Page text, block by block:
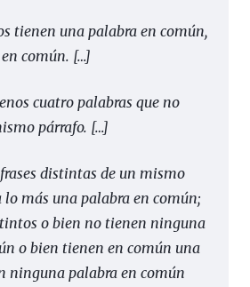
tienen una palabra en común,
común. […]
cuatro palabras que no
párrafo. […]
distintas de un mismo
más una palabra en común;
o bien no tienen ninguna
o bien tienen en común una
ninguna palabra en común